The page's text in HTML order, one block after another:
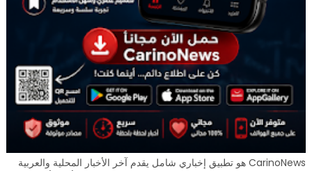
CarinoNews هو تطبيق إخباري شامل يقدم آخر الأخبار المحلية والعربية